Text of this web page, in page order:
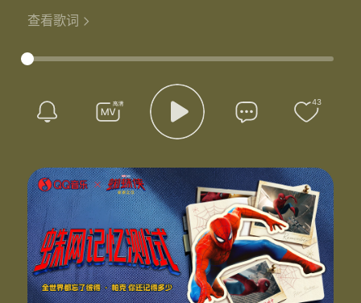
查看歌词
43